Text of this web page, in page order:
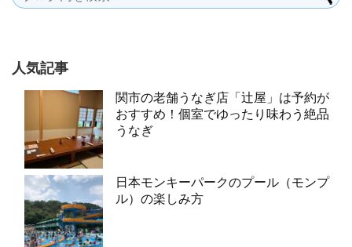
人気記事
関市の老舗うなぎ店「辻屋」は予約が
おすすめ！個室でゆったり味わう絶品
うなぎ
日本モンキーパークのプール（モンプ
ル）の楽しみ方